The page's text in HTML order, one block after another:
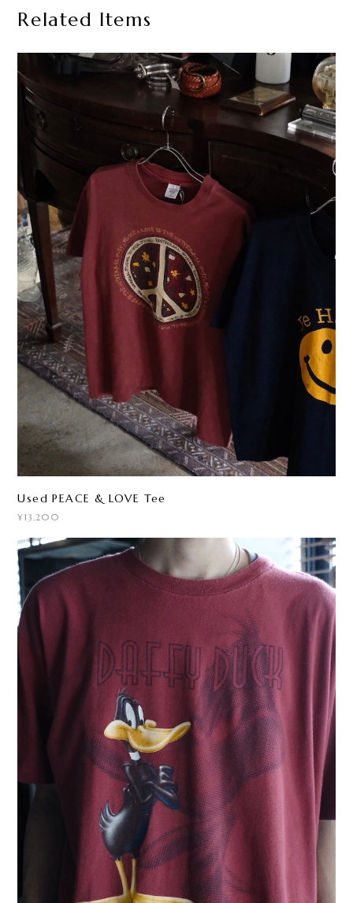
Related Items
Used PEACE & LOVE Tee
¥13,200